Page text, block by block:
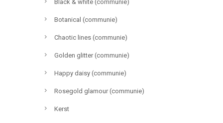
Black & white (communie)
Botanical (communie)
Chaotic lines (communie)
Golden glitter (communie)
Happy daisy (communie)
Rosegold glamour (communie)
Kerst